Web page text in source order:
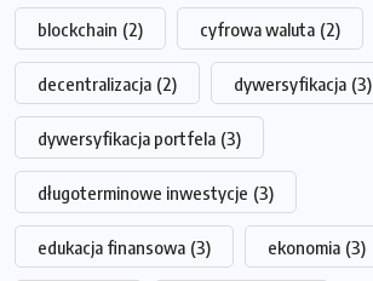
blockchain (2) cyfrowa waluta (2)
decentralizacja (2) dywersyfikacja (3)
dywersyfikacja portfela (3)
długoterminowe inwestycje (3)
edukacja finansowa (3) ekonomia (3)